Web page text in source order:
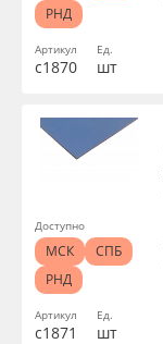
Артикул
с1870
Ед.
шт
РНД
Артикул
с1871
Ед.
шт
Доступно
МСК
СПБ
РНД